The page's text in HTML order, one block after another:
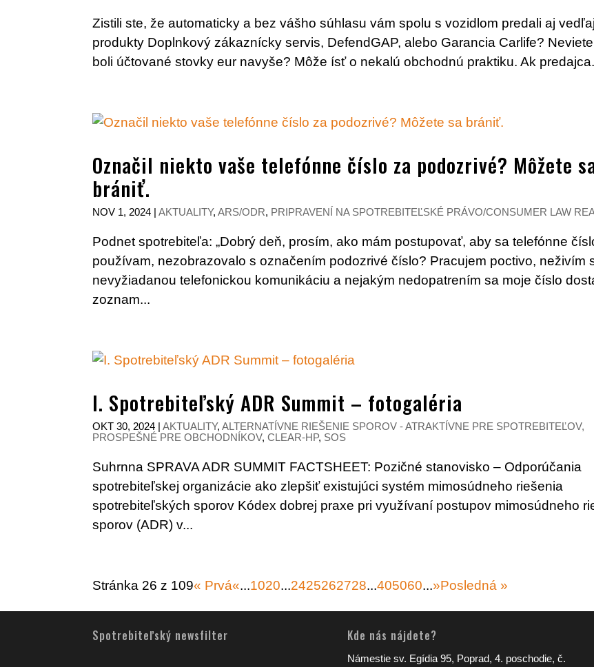
Zistili ste, že automaticky a bez vášho súhlasu vám spolu s vozidlom predali aj
produkty Doplnkový zákaznícky servis, DefendGAP, alebo Garancia Carlife?
boli účtované stovky eur navyše? Môže ísť o nekalú obchodnú praktiku. Ak
Označil niekto vaše telefónne číslo za podozrivé? Môžete
brániť.
NOV 1, 2024 |AKTUALITY,ARS/ODR, PRIPRAVENÍ NA SPOTREBITEĽSKÉ PRÁVO/CONSUMER LAW
Podnet spotrebiteľa: „Dobrý deň, prosím, ako mám postupovať, aby sa telefónne
používam, nezobrazovalo s označením podozrivé číslo? Pracujem poctivo, neživím
nevyžiadanou telefonickou komunikáciu a nejakým nedopatrením sa moje číslo
zoznam...
I. Spotrebiteľský ADR Summit – fotogaléria
OKT 30, 2024 |AKTUALITY,ALTERNATÍVNE RIEŠENIE SPOROV - ATRAKTÍVNE PRE SPOTREBITEĽOV,
PROSPEŠNÉ PRE OBCHODNÍKOV,CLEAR-HP, SOS
Suhrnna SPRAVA ADR SUMMIT FACTSHEET: Pozičné stanovisko – Odporúčania
spotrebiteľskej organizácie ako zlepšiť existujúci systém mimosúdneho riešenia
spotrebiteľských sporov Kódex dobrej praxe pri využívaní postupov mimosúdneho
sporov (ADR) v...
Stránka 26 z 109« Prvá«...1020...2425262728...405060...»Posledná »
Spotrebiteľský newsfilter Kde nás nájdete?
Námestie sv. Egídia 95, Poprad, 4. poschodie, č.